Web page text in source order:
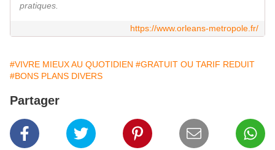
pratiques.
https://www.orleans-metropole.fr/
#VIVRE MIEUX AU QUOTIDIEN #GRATUIT OU TARIF REDUIT
#BONS PLANS DIVERS
Partager